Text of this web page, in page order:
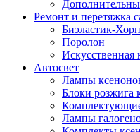
Ремонт и перетяжка
Биэластик-Хорн
Поролон
Искусственная
Автосвет
Лампы
Блоки розжига
Лампы